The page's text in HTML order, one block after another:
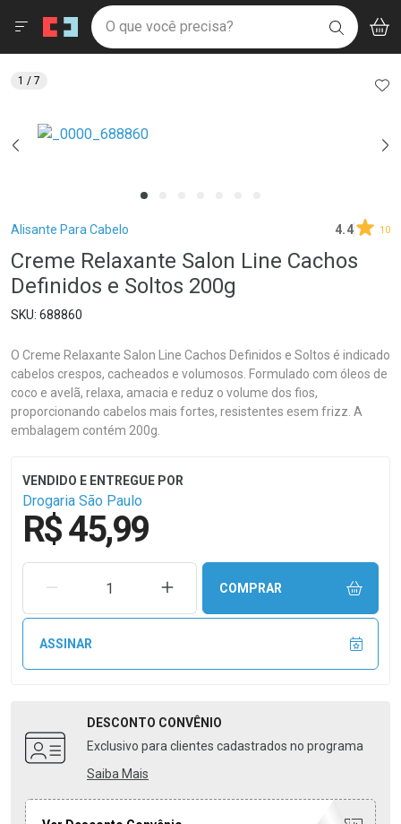
Drogaria São Paulo
Ir direto para a home
pela página
Ir direto para o conteúdo
Ir direto para a busca
Ir direto para a conta
Ir direto para a notificações
Ir direto para o carrinho
Faça a sua busca
O que você precisa? BUSCAR
Menu
Breadcrumb
Alisante Para Cabelo 4.4 10
Creme Relaxante Salon Line Cachos
Definidos e Soltos 200g
688860
O Creme Relaxante Salon Line Cachos Definidos e Soltos é indicado
cabelos crespos, cacheados e volumosos. Formulado com óleos de
coco e avelã, relaxa, amacia e reduz o volume dos fios,
proporcionando cabelos mais fortes, resistentes esem frizz. A
embalagem contém 200g.
Drogaria São Paulo
R$ 45,99
REMOVER UMA UNIDADEAUMENTAR UMA UNIDADE
COMPRAR
ASSINAR
DESCONTO CONVÊNIO
Exclusivo para clientes cadastrados no programa
Saiba Mais
1 / 7